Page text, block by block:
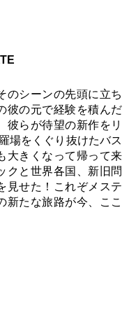
のシーンの先頭に立ち
彼の元で経験を積んだ
彼らが待望の新作をリ
場をくぐり抜けたバス
大きくなって帰って来
クと世界各国、新旧問
見せた！これぞメステ
新たな旅路が今、ここ